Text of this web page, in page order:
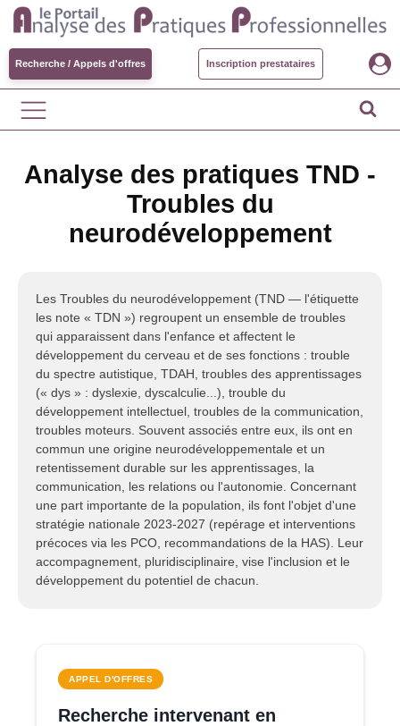
Recherche / Appels d'offres Inscription prestataires
Analyse des pratiques TND -
Troubles du
neurodéveloppement
Les Troubles du neurodéveloppement (TND — l'étiquette
les note « TDN ») regroupent un ensemble de troubles
qui apparaissent dans l'enfance et affectent le
développement du cerveau et de ses fonctions : trouble
du spectre autistique, TDAH, troubles des apprentissages
(« dys » : dyslexie, dyscalculie...), trouble du
développement intellectuel, troubles de la communication,
troubles moteurs. Souvent associés entre eux, ils ont en
commun une origine neurodéveloppementale et un
retentissement durable sur les apprentissages, la
communication, les relations ou l'autonomie. Concernant
une part importante de la population, ils font l'objet d'une
stratégie nationale 2023-2027 (repérage et interventions
précoces via les PCO, recommandations de la HAS). Leur
accompagnement, pluridisciplinaire, vise l'inclusion et le
développement du potentiel de chacun.
APPEL D'OFFRES
Recherche intervenant en